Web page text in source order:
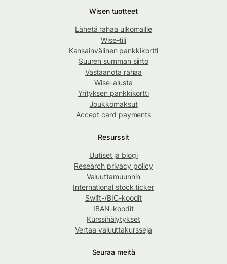
Wisen tuotteet
Lähetä rahaa ulkomaille
Wise-tili
Kansainvälinen pankkikortti
Suuren summan siirto
Vastaanota rahaa
Wise-alusta
Yrityksen pankkikortti
Joukkomaksut
Accept card payments
Resurssit
Uutiset ja blogi
Research privacy policy
Valuuttamuunnin
International stock ticker
Swift-/BIC-koodit
IBAN-koodit
Kurssihälytykset
Vertaa valuuttakursseja
Seuraa meitä